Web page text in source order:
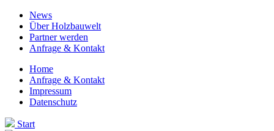
News
Über Holzbauwelt
Partner werden
Anfrage & Kontakt
Home
Anfrage & Kontakt
Impressum
Datenschutz
Start